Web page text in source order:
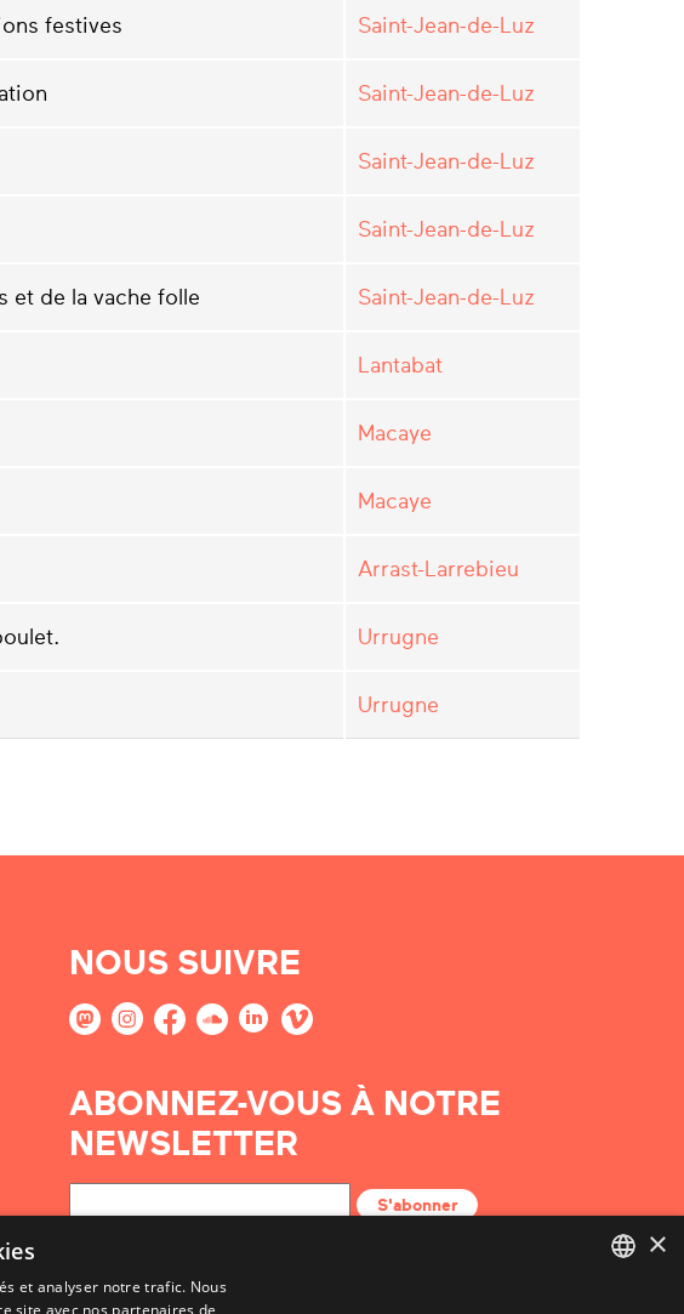
festives Saint-Jean-de-Luz
Saint-Jean-de-Luz
Saint-Jean-de-Luz
Saint-Jean-de-Luz
et de la vache folle Saint-Jean-de-Luz
Lantabat
Macaye
Macaye
Arrast-Larrebieu
Urrugne
Urrugne
NOUS SUIVRE
ABONNEZ-VOUS À NOTRE
NEWSLETTER
S'abonner
×
et analyser notre trafic. Nous
site avec nos partenaires de